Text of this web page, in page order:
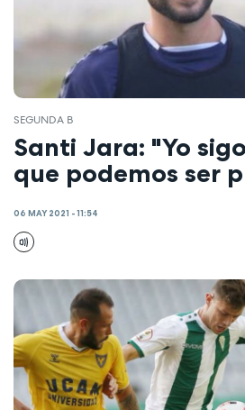
SEGUNDA B
Santi Jara: "Yo
que podemos ser
06 MAY 2021 - 11:54